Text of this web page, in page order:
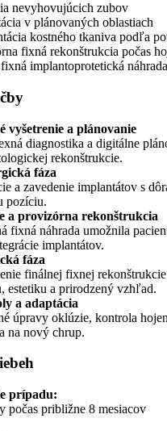
nevyhovujúcich zubov
v plánovaných oblastiach
kostného tkaniva podľa
fixná rekonštrukcia počas
implantoprotetická
vyšetrenie a plánovanie
diagnostika a digitálne
rekonštrukcie.
fáza
a zavedenie implantátov s
pozíciu.
a provizórna rekonštrukcia
fixná náhrada umožnila
implantátov.
fáza
finálnej fixnej
estetiku a prirodzený vzhľad.
a adaptácia
úpravy oklúzie, kontrola
na nový chrup.
prípadu:
počas približne 8 mesiacov